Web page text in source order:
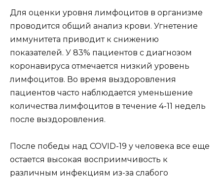
Для оценки уровня лимфоцитов в организме
проводится общий анализ крови. Угнетение
иммунитета приводит к снижению
показателей. У 83% пациентов с диагнозом
коронавируса отмечается низкий уровень
лимфоцитов. Во время выздоровления
пациентов часто наблюдается уменьшение
количества лимфоцитов в течение 4-11 недель
после выздоровления.
После победы над COVID-19 у человека все еще
остается высокая восприимчивость к
различным инфекциям из-за слабого